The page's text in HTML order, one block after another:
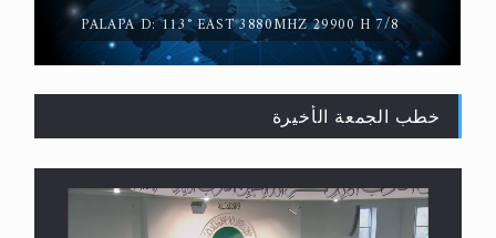
القرآن قاضٍ وحكمٌ على السنة ومهيمنٌ عليها.. ليس
PALAPA D: 113° EAST 3880MHZ 29900 H 7/8
خطب الجمعة الأخيرة